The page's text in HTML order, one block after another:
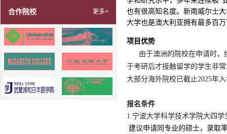
合作院校 更多>
也有很高知名度。新南威尔士
大学也是澳大利亚拥有最多百
项目优势
由于澳洲的院校在申请时，
于考研后才接触留学的学生非
大部分海外院校已截止2025年
报名条件
1.宁波大学科学技术学院大四学
建议申请同专业的硕士，录取